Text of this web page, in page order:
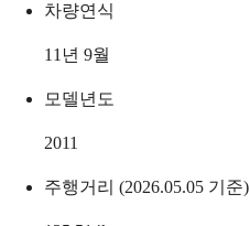
차량연식
11년 9월
모델년도
2011
주행거리 (2026.05.05 기준)